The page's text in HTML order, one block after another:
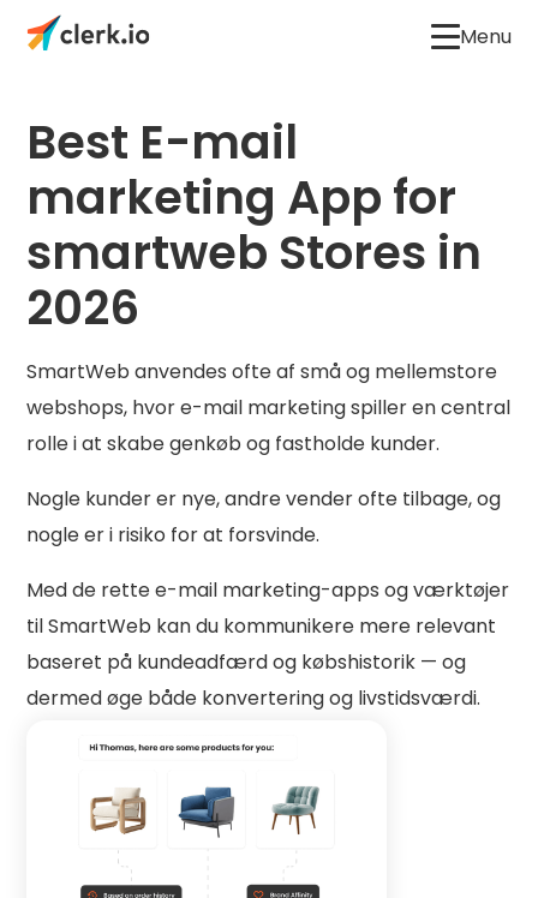
Menu
Best E-mail
marketing App for
smartweb Stores in
2026
SmartWeb anvendes ofte af små og mellemstore
webshops, hvor e-mail marketing spiller en central
rolle i at skabe genkøb og fastholde kunder.
Nogle kunder er nye, andre vender ofte tilbage, og
nogle er i risiko for at forsvinde.
Med de rette e-mail marketing-apps og værktøjer
til SmartWeb kan du kommunikere mere relevant
baseret på kundeadfærd og købshistorik — og
dermed øge både konvertering og livstidsværdi.